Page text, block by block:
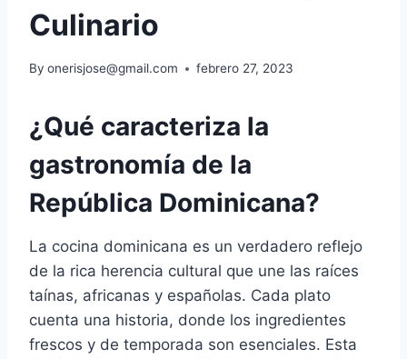
Culinario
By onerisjose@gmail.com febrero 27, 2023
¿Qué caracteriza la
gastronomía de la
República Dominicana?
La cocina dominicana es un verdadero reflejo
de la rica herencia cultural que une las raíces
taínas, africanas y españolas. Cada plato
cuenta una historia, donde los ingredientes
frescos y de temporada son esenciales. Esta